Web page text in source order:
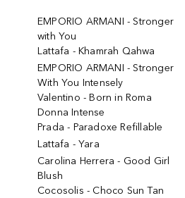
EMPORIO ARMANI - Stronger
with You
Lattafa - Khamrah Qahwa
EMPORIO ARMANI - Stronger
With You Intensely
Valentino - Born in Roma
Donna Intense
Prada - Paradoxe Refillable
Lattafa - Yara
Carolina Herrera - Good Girl
Blush
Cocosolis - Choco Sun Tan